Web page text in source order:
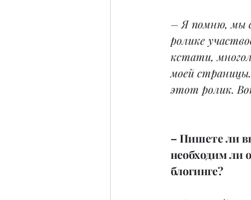
– Я помню, мы
ролике
кстати,
моей
этот ролик.
– Пишете ли
необходим ли
блогинге?